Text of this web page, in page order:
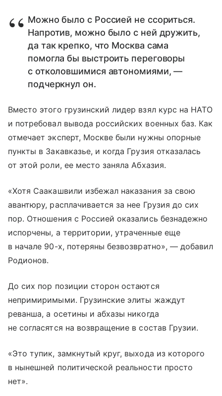
Можно было с Россией не ссориться.
Напротив, можно было с ней дружить,
да так крепко, что Москва сама
помогла бы выстроить переговоры
с отколовшимися автономиями, —
подчеркнул он.
Вместо этого грузинский лидер взял курс на НАТО
и потребовал вывода российских военных баз. Как
отмечает эксперт, Москве были нужны опорные
пункты в Закавказье, и когда Грузия отказалась
от этой роли, ее место заняла Абхазия.
«Хотя Саакашвили избежал наказания за свою
авантюру, расплачивается за нее Грузия до сих
пор. Отношения с Россией оказались безнадежно
испорчены, а территории, утраченные еще
в начале 90-х, потеряны безвозвратно», — добавил
Родионов.
До сих пор позиции сторон остаются
непримиримыми. Грузинские элиты жаждут
реванша, а осетины и абхазы никогда
не согласятся на возвращение в состав Грузии.
«Это тупик, замкнутый круг, выхода из которого
в нынешней политической реальности просто
нет».